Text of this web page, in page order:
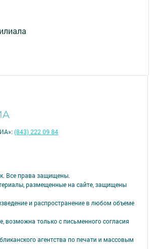
Все права защищены.
размещенные на сайте, защищены
и распространение в любом объеме
возможна только с письменного согласия
агентства по печати и массовым
(843) 222 09 84